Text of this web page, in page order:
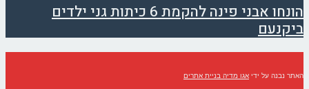
הונחו אבני פינה להקמת 6 כיתות גני ילדים
ביקנעם
האתר נבנה על ידי אגו מדיה בניית אתרים